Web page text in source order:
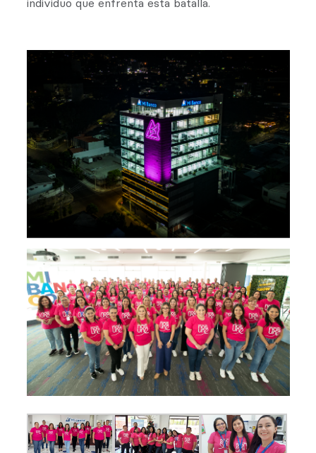
individuo que enfrenta esta batalla.